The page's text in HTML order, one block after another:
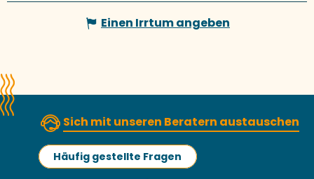
Einen Irrtum angeben
Sich mit unseren Beratern austauschen
Häufig gestellte Fragen